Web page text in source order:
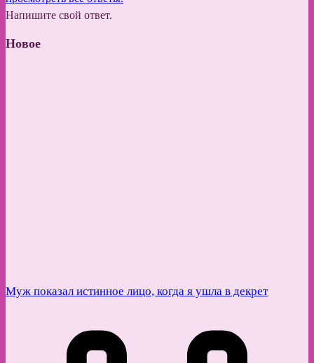
Напишите свой ответ.
Новое
Муж показал истинное лицо, когда я ушла в декрет